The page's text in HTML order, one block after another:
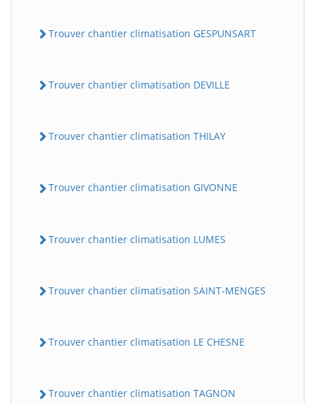
Trouver chantier climatisation GESPUNSART
Trouver chantier climatisation DEVILLE
Trouver chantier climatisation THILAY
Trouver chantier climatisation GIVONNE
Trouver chantier climatisation LUMES
Trouver chantier climatisation SAINT-MENGES
Trouver chantier climatisation LE CHESNE
Trouver chantier climatisation TAGNON